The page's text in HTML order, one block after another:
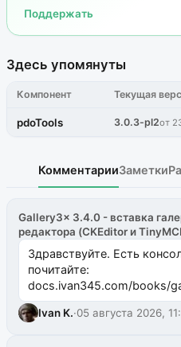
Поддержать
Здесь упомянуты
Компонент Текущая
pdoTools 3.0.3-pl2от
КомментарииЗаметки
Gallery3x 3.4.0 - вставка
редактора (CKEditor и
Здравствуйте. Есть
почитайте:
docs.ivan345.com/books/
ms2galleryphp
Ivan K.·05 августа 2026,